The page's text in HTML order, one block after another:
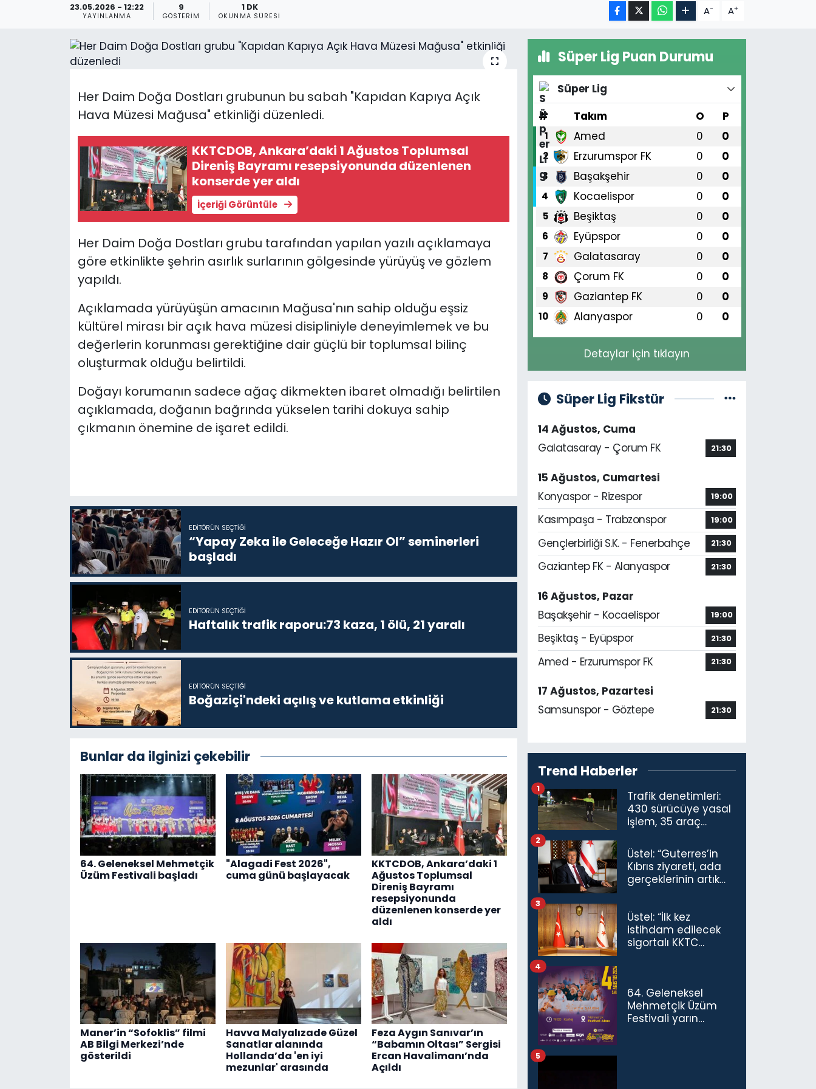
23.05.2026 - 12:22
YAYINLANMA
9
GÖSTERIM
1 DK
OKUNMA SÜRESI A- A+
Her Daim Doğa Dostları grubunun bu sabah "Kapıdan Kapıya Açık
Hava Müzesi Mağusa" etkinliği düzenledi.
KKTCDOB, Ankara’daki 1 Ağustos Toplumsal
Direniş Bayramı resepsiyonunda düzenlenen
konserde yer aldı
İçeriği Görüntüle
Her Daim Doğa Dostları grubu tarafından yapılan yazılı açıklamaya
göre etkinlikte şehrin asırlık surlarının gölgesinde yürüyüş ve gözlem
yapıldı.
Açıklamada yürüyüşün amacının Mağusa'nın sahip olduğu eşsiz
kültürel mirası bir açık hava müzesi disipliniyle deneyimlemek ve bu
değerlerin korunması gerektiğine dair güçlü bir toplumsal bilinç
oluşturmak olduğu belirtildi.
Doğayı korumanın sadece ağaç dikmekten ibaret olmadığı belirtilen
açıklamada, doğanın bağrında yükselen tarihi dokuya sahip
çıkmanın önemine de işaret edildi.
EDITÖRÜN SEÇTIĞI
“Yapay Zeka ile Geleceğe Hazır Ol” seminerleri
başladı
EDITÖRÜN SEÇTIĞI
Haftalık trafik raporu:73 kaza, 1 ölü, 21 yaralı
EDITÖRÜN SEÇTIĞI
Boğaziçi'ndeki açılış ve kutlama etkinliği
Bunlar da ilginizi çekebilir
64. Geleneksel Mehmetçik
Üzüm Festivali başladı
"Alagadi Fest 2026",
cuma günü başlayacak
KKTCDOB, Ankara’daki 1
Ağustos Toplumsal
Direniş Bayramı
resepsiyonunda
düzenlenen konserde yer
aldı
Maner’in “Sofoklis” filmi
AB Bilgi Merkezi’nde
gösterildi
Havva Malyalızade Güzel
Sanatlar alanında
Hollanda’da 'en iyi
mezunlar' arasında
Feza Aygın Sanıvar’ın
“Babamın Oltası” Sergisi
Ercan Havalimanı’nda
Açıldı
Süper Lig Puan Durumu
Süper Lig
#
Takım O P
1 Amed 0 0
2 Erzurumspor FK 0 0
3 Başakşehir 0 0
4 Kocaelispor 0 0
5 Beşiktaş 0 0
6 Eyüpspor 0 0
7 Galatasaray 0 0
8 Çorum FK 0 0
9 Gaziantep FK 0 0
10 Alanyaspor 0 0
Detaylar için tıklayın
Süper Lig Fikstür
14 Ağustos, Cuma
Galatasaray - Çorum FK
21:30
15 Ağustos, Cumartesi
Konyaspor - Rizespor
19:00
Kasımpaşa - Trabzonspor 19:00
Gençlerbirliği S.K. - Fenerbahçe 21:30
Gaziantep FK - Alanyaspor 21:30
16 Ağustos, Pazar
Başakşehir - Kocaelispor
19:00
Beşiktaş - Eyüpspor 21:30
Amed - Erzurumspor FK 21:30
17 Ağustos, Pazartesi
Samsunspor - Göztepe
21:30
Trend Haberler
Trafik denetimleri:
430 sürücüye yasal
işlem, 35 araç
1
Üstel: “Guterres’in
Kıbrıs ziyareti, ada
gerçeklerinin artık
göstermiştir”
2
Üstel: “İlk kez
istihdam edilecek
sigortalı KKTC
3
64. Geleneksel
Mehmetçik Üzüm
Festivali yarın
4
5
Kültür Sanat
Magazin
Nöbetçi Eczaneler
Otomobil Dünyası
Teknoloji
Video Galeri